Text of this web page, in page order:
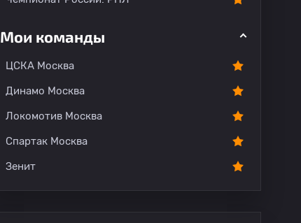
Мои команды
ЦСКА Москва
Динамо Москва
Локомотив Москва
Спартак Москва
Зенит